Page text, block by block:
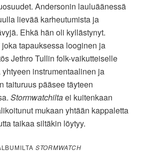
Andersonin lauluäänessä
lievää karheutumista ja
Ehkä hän oli kyllästynyt.
joka tapauksessa looginen ja
Jethro Tullin folk-vaikutteiselle
instrumentaalinen ja
taituruus pääsee täyteen
Stormwatchiltaei kuitenkaan
mukaan yhtään kappaletta
taikaa siltäkin löytyy.
STORMWATCH